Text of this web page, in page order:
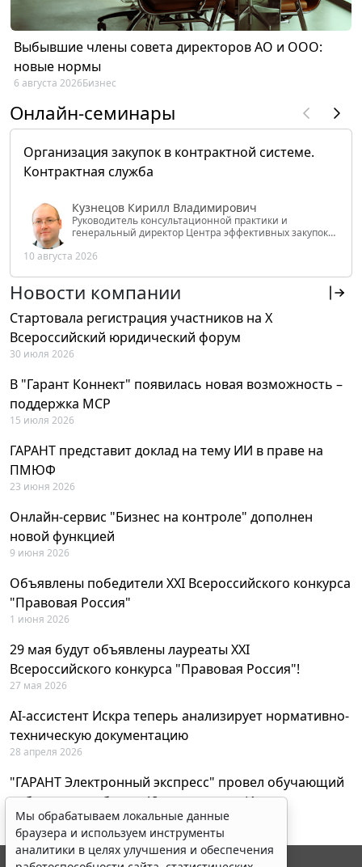
Выбывшие члены совета директоров АО и ООО:
новые нормы
6 августа 2026Бизнес
Онлайн-семинары
Организация закупок в контрактной системе.
Контрактная служба
Кузнецов Кирилл Владимирович
Руководитель консультационной практики и
генеральный директор Центра эффективных закупок
РФ
10 августа 2026
Новости компании
Стартовала регистрация участников на X
Всероссийский юридический форум
30 июля 2026
В "Гарант Коннект" появилась новая возможность –
поддержка MCP
15 июля 2026
ГАРАНТ представит доклад на тему ИИ в праве на
ПМЮФ
23 июня 2026
Онлайн-сервис "Бизнес на контроле" дополнен
новой функцией
9 июня 2026
Объявлены победители XXI Всероссийского конкурса
"Правовая Россия"
1 июня 2026
29 мая будут объявлены лауреаты XXI
Всероссийского конкурса "Правовая Россия"!
27 мая 2026
AI-ассистент Искра теперь анализирует нормативно-
техническую документацию
28 апреля 2026
"ГАРАНТ Электронный экспресс" провел обучающий
вебинар по работе с AI-ассистентом Искра
23 апреля 2026
Мы обрабатываем локальные данные
браузера и используем инструменты
аналитики в целях улучшения и обеспечения